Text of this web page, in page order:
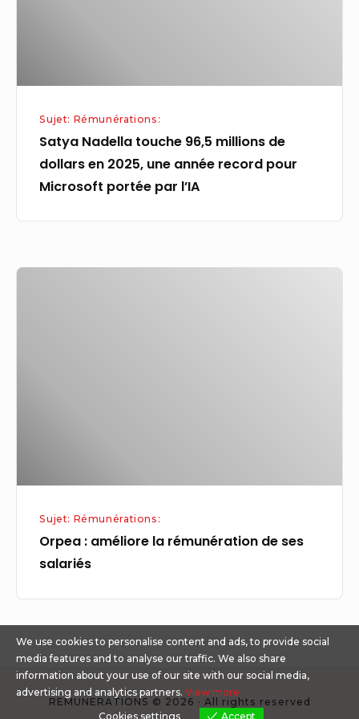
record
pour
Microsoft
portée
Sujet: Rémunérations:
Satya Nadella touche 96,5 millions de
dollars en 2025, une année record pour
Microsoft portée par l’IA
Sujet: Rémunérations:
Orpea : améliore la rémunération de ses
salariés
REMUNERATIONS © 2026 · All rights reserved
We use cookies to personalise content and ads, to provide social
media features and to analyse our traffic. We also share
information about your use of our site with our social media,
advertising and analytics partners. View more
Cookies settings
Accept